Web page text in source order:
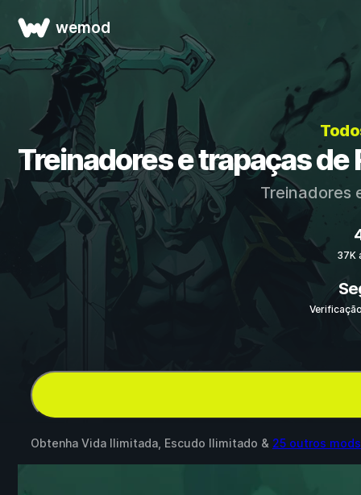
wemod
Treinadores e trapaças
Treinadores
37K
Obtenha Vida Ilimitada, Escudo Ilimitado & 25 outros mods